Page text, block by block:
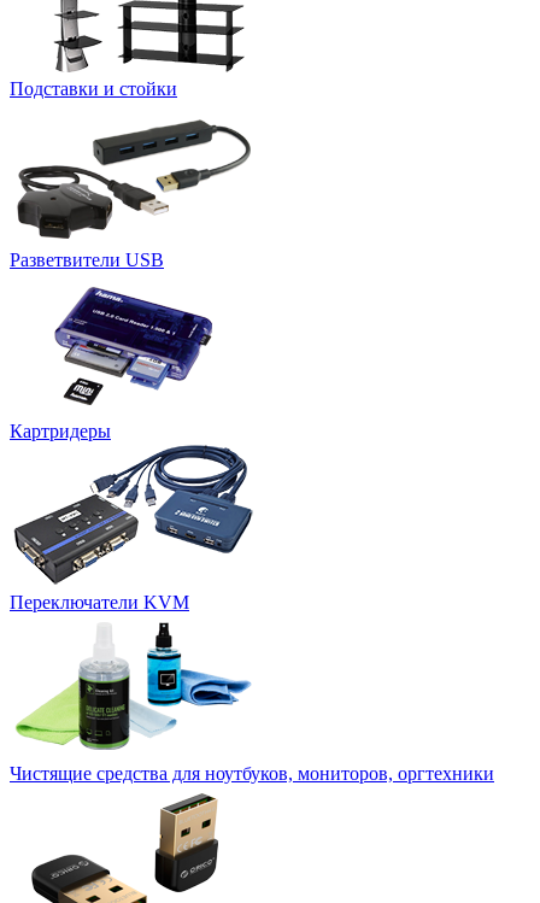
Подставки и стойки
Разветвители USB
Картридеры
Переключатели KVM
Чистящие средства для ноутбуков, мониторов, оргтехники